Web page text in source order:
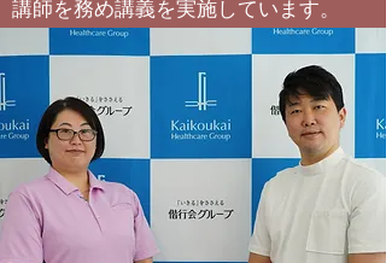
講師を務め講義を実施しています。